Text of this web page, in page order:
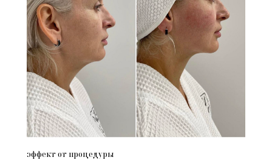
эффект от процедуры
Стоимость
процедуры